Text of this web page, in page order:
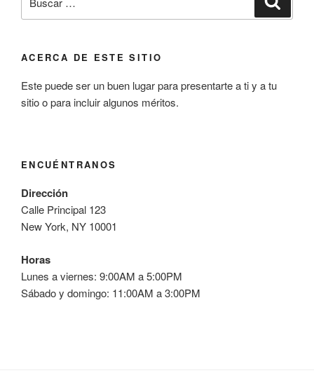
por:
ACERCA DE ESTE SITIO
Este puede ser un buen lugar para presentarte a ti y a tu
sitio o para incluir algunos méritos.
ENCUÉNTRANOS
Dirección
Calle Principal 123
New York, NY 10001
Horas
Lunes a viernes: 9:00AM a 5:00PM
Sábado y domingo: 11:00AM a 3:00PM